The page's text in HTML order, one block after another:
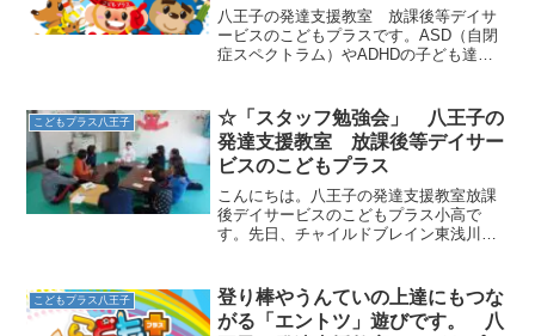
教室 こどもプラスの放課後等デ
イサービス
八王子の発達支援教室 放課後等デイサ
ービスのこどもプラスです。ASD（自閉
症スペクトラム）やADHDの子ども達
につれてハイテンションになって明け方
まで寝なかったり、寝た...
こどもプラス八王子
☆「スタッフ勉強会」 八王子の
発達支援教室 放課後等デイサー
ビスのこどもプラス
こんにちは。八王子の発達支援教室放課
後デイサービスのこどもプラス小高で
す。先日、チャイルドブレイン東浅川教
研修や勉強会を行ってきましたが、今回
のテーマは「親の立場から希...
こどもプラス八王子
登り棒やうんていの上達にもつな
がる「エントツ」遊びです。 八